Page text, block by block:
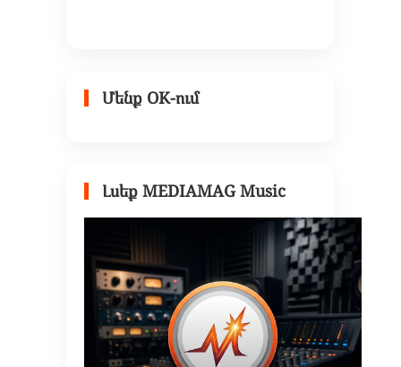
Մենք OK-ում
Լսեք MEDIAMAG Music